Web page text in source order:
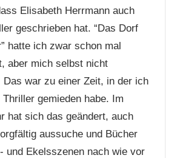
Elisabeth Herrmann auch
geschrieben hat. “Das Dorf
hatte ich zwar schon mal
aber mich selbst nicht
Das war zu einer Zeit, in der ich
gemieden habe. Im
hat sich das geändert, auch
aussuche und Bücher
und Ekelsszenen nach wie vor